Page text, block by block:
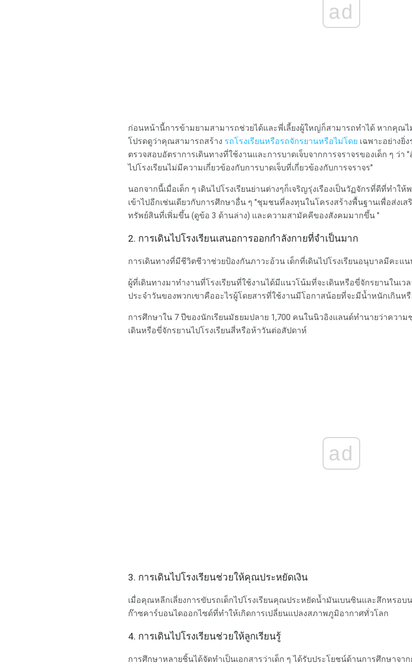
ad
ก่อนหน้านี้การข้ามยามสามารถช่วยได้และพี่เลี้ยงผู้ใหญ่ก็สามารถทำได้ หากคุณ
โปรดดูว่าคุณสามารถสร้าง รถโรงเรียนหรือรถจักรยานหรือไม่โดย เฉพาะอย่างยิ่
ตรวจสอบอัตราการเดินทางที่ใช้งานและการบาดเจ็บจากการจราจรของเด็ก ๆ ว่
ไปโรงเรียนไม่มีความเกี่ยวข้องกับการบาดเจ็บที่เกี่ยวข้องกับการจราจร"
นอกจากนี้เมื่อเด็ก ๆ เดินไปโรงเรียนย่านต่างๆก็เจริญรุ่งเรืองเป็นวัฏจักรที่ดีที่ทำใ
เข้าไปอีกเช่นเดียวกับการศึกษาอื่น ๆ "ชุมชนที่ลงทุนในโครงสร้างพื้นฐานเพื่อส่งเ
ทรัพย์สินที่เพิ่มขึ้น (ดูข้อ 3 ด้านล่าง) และความสามัคคีของสังคมมากขึ้น "
2. การเดินไปโรงเรียนเสนอการออกกำลังกายที่จำเป็นมาก
การเดินทางที่มีชีวิตชีวาช่วยป้องกันภาวะอ้วน เด็กที่เดินไปโรงเรียนอนุบาลมีคะแ
ผู้ที่เดินทางมาทำงานที่โรงเรียนที่ใช้งานได้มีแนวโน้มที่จะเดินหรือขี่จักรยานในเว
ประจำวันของพวกเขาคืออะไรผู้โดยสารที่ใช้งานมีโอกาสน้อยที่จะมีน้ำหนักเกินห
การศึกษาใน 7 ปีของนักเรียนมัธยมปลาย 1,700 คนในนิวอิงแลนด์ทำนายว่าความ
เดินหรือขี่จักรยานไปโรงเรียนสี่หรือห้าวันต่อสัปดาห์
ad
3. การเดินไปโรงเรียนช่วยให้คุณประหยัดเงิน
เมื่อคุณหลีกเลี่ยงการขับรถเด็กไปโรงเรียนคุณประหยัดน้ำมันเบนซินและสึกหร
ก๊าซคาร์บอนไดออกไซด์ที่ทำให้เกิดการเปลี่ยนแปลงสภาพภูมิอากาศทั่วโลก
4. การเดินไปโรงเรียนช่วยให้ลูกเรียนรู้
การศึกษาหลายชิ้นได้จัดทำเป็นเอกสารว่าเด็ก ๆ ได้รับประโยชน์ด้านการศึกษาจา